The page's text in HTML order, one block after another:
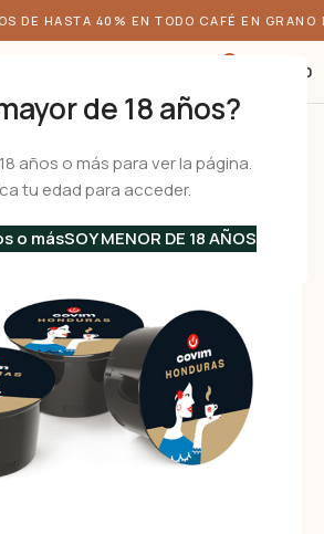
de 18 años?
años o más para ver la página.
tu edad para acceder.
o másSOY MENOR DE 18 AÑOS
DE HASTA 40% EN TODO CAFÉ EN GRANO
0.00
Café